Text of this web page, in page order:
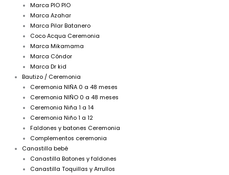
Marca PIO PIO
Marca Azahar
Marca Pilar Batanero
Coco Acqua Ceremonia
Marca Mikamama
Marca Cóndor
Marca Dr kid
Bautizo / Ceremonia
Ceremonia NIÑA 0 a 48 meses
Ceremonia NIÑO 0 a 48 meses
Ceremonia Niña 1 a 14
Ceremonia Niño 1 a 12
Faldones y batones Ceremonia
Complementos ceremonia
Canastilla bebé
Canastilla Batones y faldones
Canastilla Toquillas y Arrullos